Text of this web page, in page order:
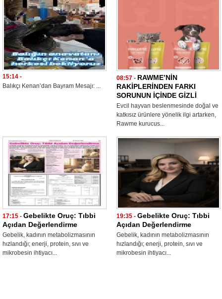
15:14 -
Balıkçı Kenan’dan Bayram Mesajı: ...
08:57 - RAWME’NİN
RAKİPLERİNDEN FARKI
SORUNUN İÇİNDE GİZLİ
Evcil hayvan beslenmesinde doğal ve
katkısız ürünlere yönelik ilgi artarken,
Rawme kurucus...
17:15 - Gebelikte Oruç: Tıbbi
Açıdan Değerlendirme
Gebelik, kadının metabolizmasının
hızlandığı; enerji, protein, sıvı ve
mikrobesin ihtiyacı...
19:35 - Gebelikte Oruç: Tıbbi
Açıdan Değerlendirme
Gebelik, kadının metabolizmasının
hızlandığı; enerji, protein, sıvı ve
mikrobesin ihtiyacı...